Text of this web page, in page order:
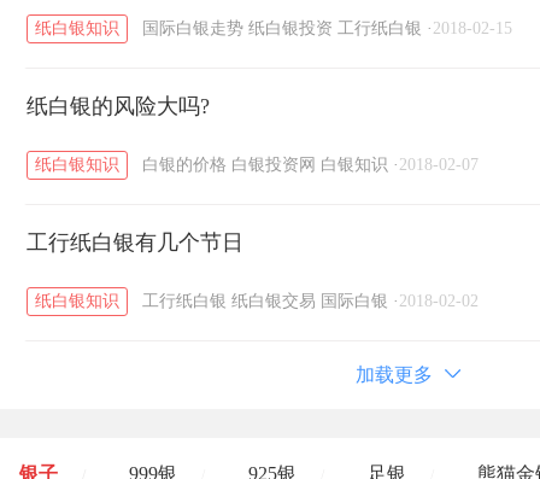
纸白银知识 国际白银走势 纸白银投资 工行纸白银 · 2018-02-15
纸白银的风险大吗?
纸白银知识 白银的价格 白银投资网 白银知识 · 2018-02-07
工行纸白银有几个节日
纸白银知识 工行纸白银 纸白银交易 国际白银 · 2018-02-02
加载更多
银子 999银 925银 足银 熊猫金